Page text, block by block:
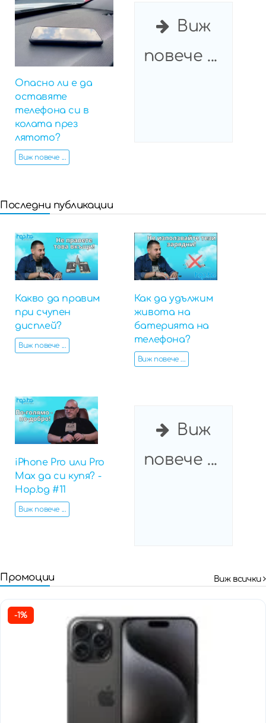
Опасно ли е да
оставяте
телефона си в
колата през
лятото?
Виж повече ...
Виж
повече ...
Последни публикации
Какво да правим
при счупен
дисплей?
Виж повече ...
Как да удължим
живота на
батерията на
телефона?
Виж повече ...
iPhone Pro или Pro
Max да си купя? -
Hop.bg #11
Виж повече ...
Виж
повече ...
Промоции Виж всички
-1%